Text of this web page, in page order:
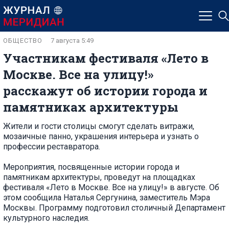
Участникам фестиваля «Лето в
Москве. Все на улицу!»
расскажут об истории города и
памятниках архитектуры
ОБЩЕСТВО 7 августа 5:49
Жители и гости столицы смогут сделать витражи,
мозаичные панно, украшения интерьера и узнать о
профессии реставратора.
Мероприятия, посвященные истории города и
памятникам архитектуры, проведут на площадках
фестиваля «Лето в Москве. Все на улицу!» в августе. Об
этом сообщила Наталья Сергунина, заместитель Мэра
Москвы. Программу подготовил столичный Департамент
культурного наследия.